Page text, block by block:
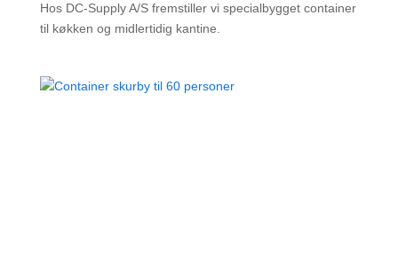
Hos DC-Supply A/S fremstiller vi specialbygget container
til køkken og midlertidig kantine.